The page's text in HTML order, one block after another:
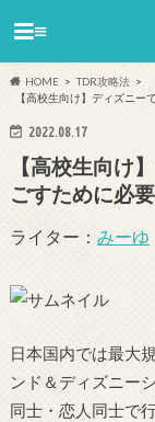
≡
HOME
TDR攻略法
【高校生向け】ディズニ
2022.08.17
【高校生向け
ごすために必
ライター： みーゆ
日本国内では最大
ンド＆ディズニー
同士・恋人同士で